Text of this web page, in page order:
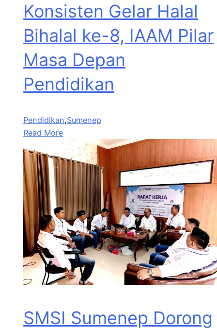
Konsisten Gelar Halal
Bihalal ke-8, IAAM Pilar
Masa Depan
Pendidikan
Pendidikan,Sumenep
Read More
SMSI Sumenep Dorong